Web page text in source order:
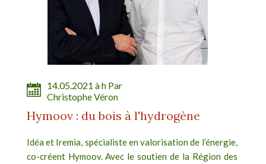
14.05.2021 à h Par
Christophe Véron
Hymoov : du bois à l'hydrogène
Idéa et Iremia, spécialiste en valorisation de l’énergie,
co-créent Hymoov. Avec le soutien de la Région des